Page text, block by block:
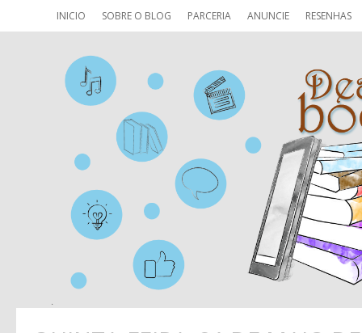
INICIO SOBRE O BLOG PARCERIA ANUNCIE RESENHAS